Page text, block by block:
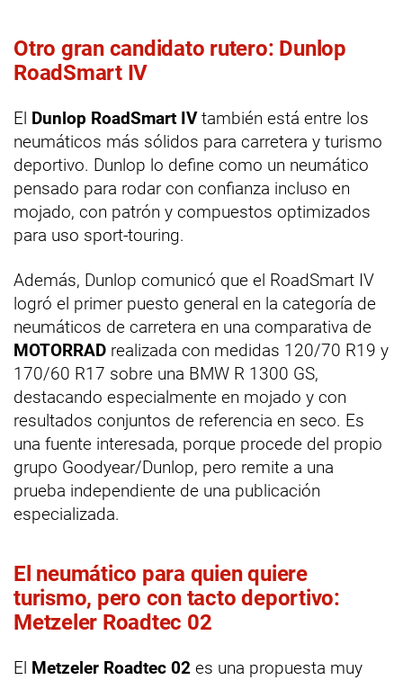
Otro gran candidato rutero: Dunlop
RoadSmart IV
El Dunlop RoadSmart IVtambién está entre los
neumáticos más sólidos para carretera y turismo
deportivo. Dunlop lo define como un neumático
pensado para rodar con confianza incluso en
mojado, con patrón y compuestos optimizados
para uso sport-touring.
Además, Dunlop comunicó que el RoadSmart IV
logró el primer puesto general en la categoría de
neumáticos de carretera en una comparativa de
MOTORRAD realizada con medidas 120/70 R19 y
170/60 R17 sobre una BMW R 1300 GS,
destacando especialmente en mojado y con
resultados conjuntos de referencia en seco. Es
una fuente interesada, porque procede del propio
grupo Goodyear/Dunlop, pero remite a una
prueba independiente de una publicación
especializada.
El neumático para quien quiere
turismo, pero con tacto deportivo:
Metzeler Roadtec 02
El Metzeler Roadtec 02 es una propuesta muy